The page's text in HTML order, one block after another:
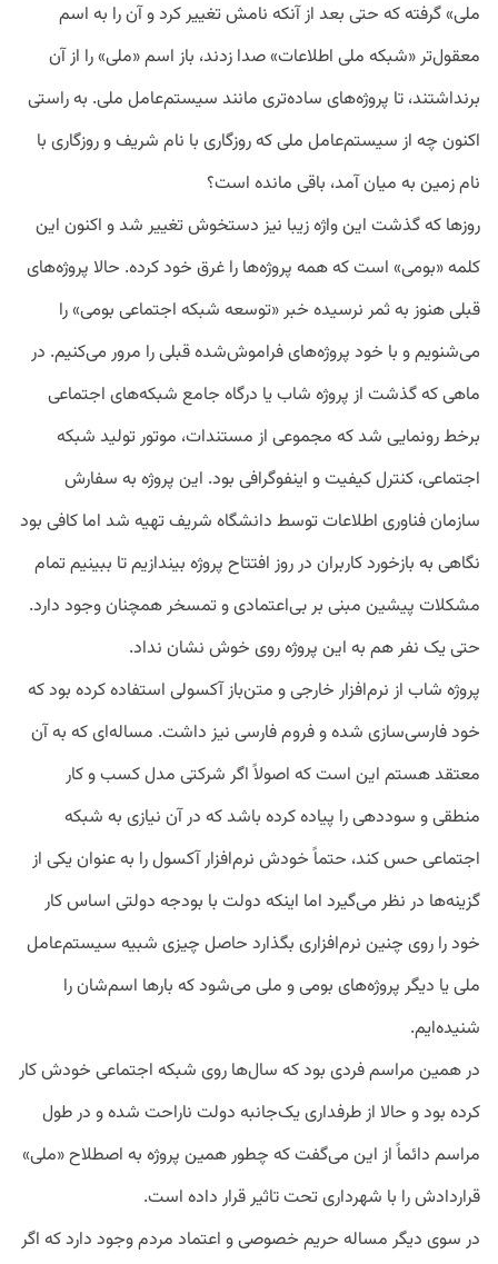
ملی» گرفته که حتی بعد از آنکه نامش تغییر کرد و آن را به اسم
معقول‌تر «شبکه ملی اطلاعات» صدا زدند، باز اسم «ملی» را از آن
برنداشتند، تا پروژه‌های ساده‌تری مانند سیستم‌عامل ملی. به راستی
اکنون چه از سیستم‌عامل ملی که روزگاری با نام شریف و روزگاری با
نام زمین به میان آمد، باقی ‌مانده است؟
روزها که گذشت این واژه زیبا نیز دستخوش تغییر شد و اکنون این
کلمه «بومی» است که همه پروژه‌ها را غرق خود کرده. حالا پروژه‌های
قبلی هنوز به ثمر نرسیده خبر «توسعه شبکه اجتماعی بومی» را
می‌شنویم و با خود پروژه‌های فراموش‌شده قبلی را مرور می‌کنیم. در
ماهی که گذشت از پروژه شاب یا درگاه جامع شبکه‌های اجتماعی
برخط رونمایی شد که مجموعی از مستندات، موتور تولید شبکه
اجتماعی، کنترل کیفیت و اینفوگرافی بود. این پروژه به سفارش
سازمان فناوری اطلاعات توسط دانشگاه شریف تهیه شد اما کافی بود
نگاهی به بازخورد کاربران در روز افتتاح پروژه بیندازیم تا ببینیم تمام
مشکلات پیشین مبنی بر بی‌اعتمادی و تمسخر همچنان وجود دارد.
حتی یک نفر هم به این پروژه روی خوش نشان نداد.
پروژه شاب از نرم‌افزار خارجی و متن‌باز آکسولی استفاده کرده بود که
خود فارسی‌سازی شده و فروم فارسی نیز داشت. مساله‌ای که به آن
معتقد هستم این است که اصولاً اگر شرکتی مدل کسب و کار
منطقی و سوددهی را پیاده کرده باشد که در آن نیازی به شبکه
اجتماعی حس کند، حتماً خودش نرم‌افزار آکسول را به عنوان یکی از
گزینه‌ها در نظر می‌گیرد اما اینکه دولت با بودجه دولتی اساس کار
خود را روی چنین نرم‌افزاری بگذارد حاصل چیزی شبیه سیستم‌عامل
ملی یا دیگر پروژه‌های بومی و ملی می‌شود که بارها اسم‌شان را
شنیده‌ایم.
در همین مراسم فردی بود که سال‌ها روی شبکه اجتماعی خودش کار
کرده بود و حالا از طرفداری یک‌جانبه دولت ناراحت شده و در طول
مراسم دائماً از این می‌گفت که چطور همین پروژه به اصطلاح «ملی»
قراردادش را با شهرداری تحت تاثیر قرار داده است.
در سوی دیگر مساله حریم خصوصی و اعتماد مردم وجود دارد که اگر